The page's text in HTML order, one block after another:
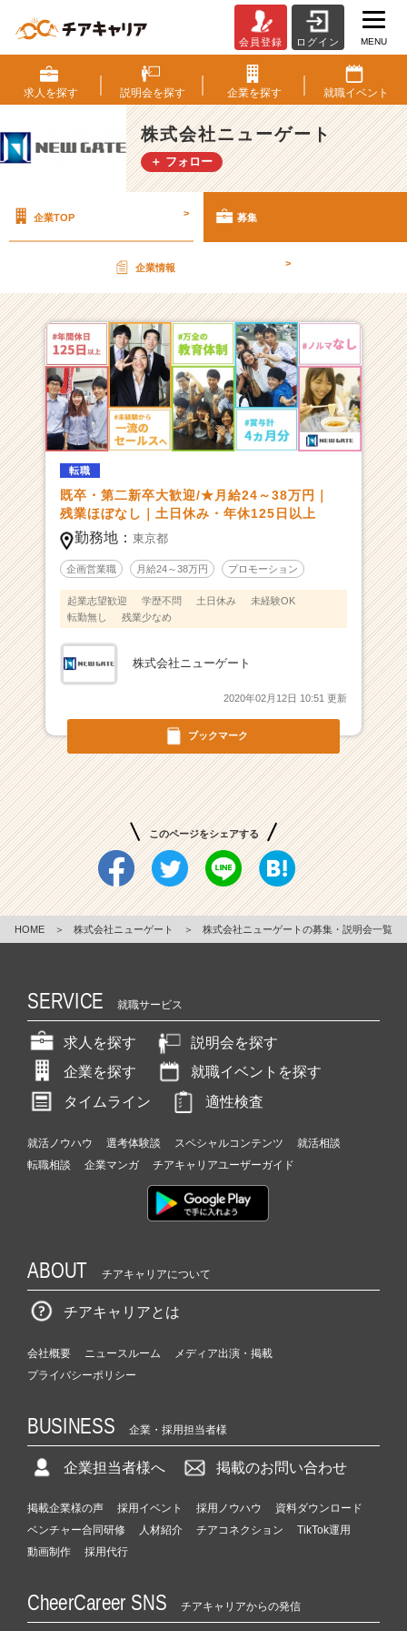
式
会
社
ニ
ュ
ー
の
採
求
人
一
覧
-
【1
1/
1
採
開
始】
M
で
馴
染
の
大
企
ー
ル
ス
モ
ー
ン！
|
ベ
ン
チ
ャ
成
長
業
か
カ
ウ
ト
届
サ
イ
ト
ア
ャ
（C
会員登録 ログイン MENU
求人を探す 説明会を探す 企業を探す 就職イベント
株式会社ニューゲート
＋ フォロー
企業TOP > 募集
企業情報 >
ブックマーク
転職
既卒・第二新卒大歓迎/★月給24～38万円｜
残業ほぼなし｜土日休み・年休125日以上
勤務地： 東京都
企画営業職 月給24～38万円 プロモーション
起業志望歓迎 学歴不問 土日休み
未経験OK
転勤無し
残業少なめ
株式会社ニューゲート
2020年02月12日 10:51 更新
このページをシェアする
HOME ＞ 株式会社ニューゲート ＞ 株式会社ニューゲートの募集・説明会一覧
SERVICE 就職サービス
求人を探す
説明会を探す
企業を探す
就職イベントを探す
タイムライン
適性検査
就活ノウハウ 選考体験談 スペシャルコンテンツ
就活相談
転職相談
企業マンガ チアキャリアユーザーガイド
ABOUT チアキャリアについて
チアキャリアとは
会社概要 ニュースルーム
メディア出演・掲載
プライバシーポリシー
BUSINESS 企業・採用担当者様
企業担当者様へ 掲載のお問い合わせ
掲載企業様の声 採用イベント 採用ノウハウ
資料ダウンロード
ベンチャー合同研修
人材紹介 チアコネクション
TikTok運用
動画制作
採用代行
CheerCareer SNS チアキャリアからの発信